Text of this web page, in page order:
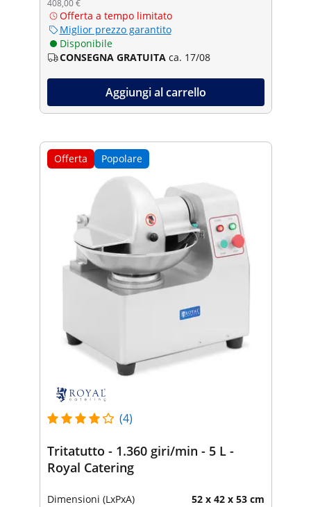
408,00 €
Offerta a tempo limitato
Miglior prezzo garantito
Disponibile
CONSEGNA GRATUITA ca. 17/08
Aggiungi al carrello
Offerta Popolare
(4)
Tritatutto - 1.360 giri/min - 5 L -
Royal Catering
Dimensioni (LxPxA) 52 x 42 x 53 cm